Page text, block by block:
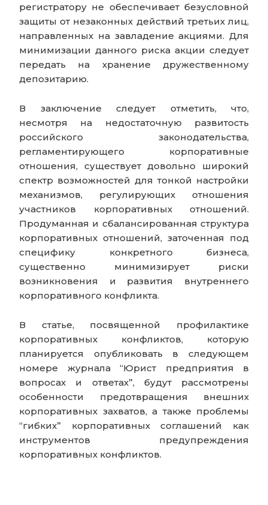
регистратору не обеспечивает безусловной
защиты от незаконных действий третьих лиц,
направленных на завладение акциями. Для
минимизации данного риска акции следует
передать на хранение дружественному
депозитарию.
В заключение следует отметить, что,
несмотря на недостаточную развитость
российского законодательства,
регламентирующего корпоративные
отношения, существует довольно широкий
спектр возможностей для тонкой настройки
механизмов, регулирующих отношения
участников корпоративных отношений.
Продуманная и сбалансированная структура
корпоративных отношений, заточенная под
специфику конкретного бизнеса,
существенно минимизирует риски
возникновения и развития внутреннего
корпоративного конфликта.
В статье, посвященной профилактике
корпоративных конфликтов, которую
планируется опубликовать в следующем
номере журнала “Юрист предприятия в
вопросах и ответах”, будут рассмотрены
особенности предотвращения внешних
корпоративных захватов, а также проблемы
“гибких” корпоративных соглашений как
инструментов предупреждения
корпоративных конфликтов.